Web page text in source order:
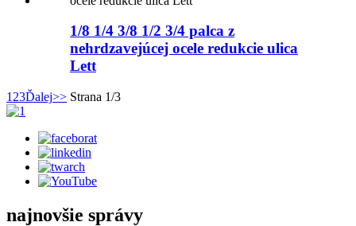
1/8 1/4 3/8 1/2 3/4 palca z
nehrdzavejúcej ocele redukcie ulica
Lett
1 23Ďalej>> Strana 1/3
najnovšie správy